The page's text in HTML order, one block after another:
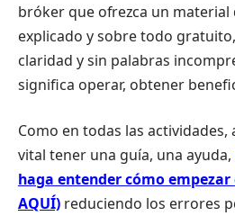
bróker que ofrezca un
explicado y sobre todo
claridad y sin palabras
significa operar, obtener
Como en todas las
vital tener una guía, una ayuda,
haga entender cómo empezar
AQUÍ) reduciendo los errores